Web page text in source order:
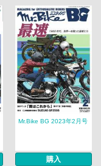
Mr.Bike BG 2023年2月号
購入